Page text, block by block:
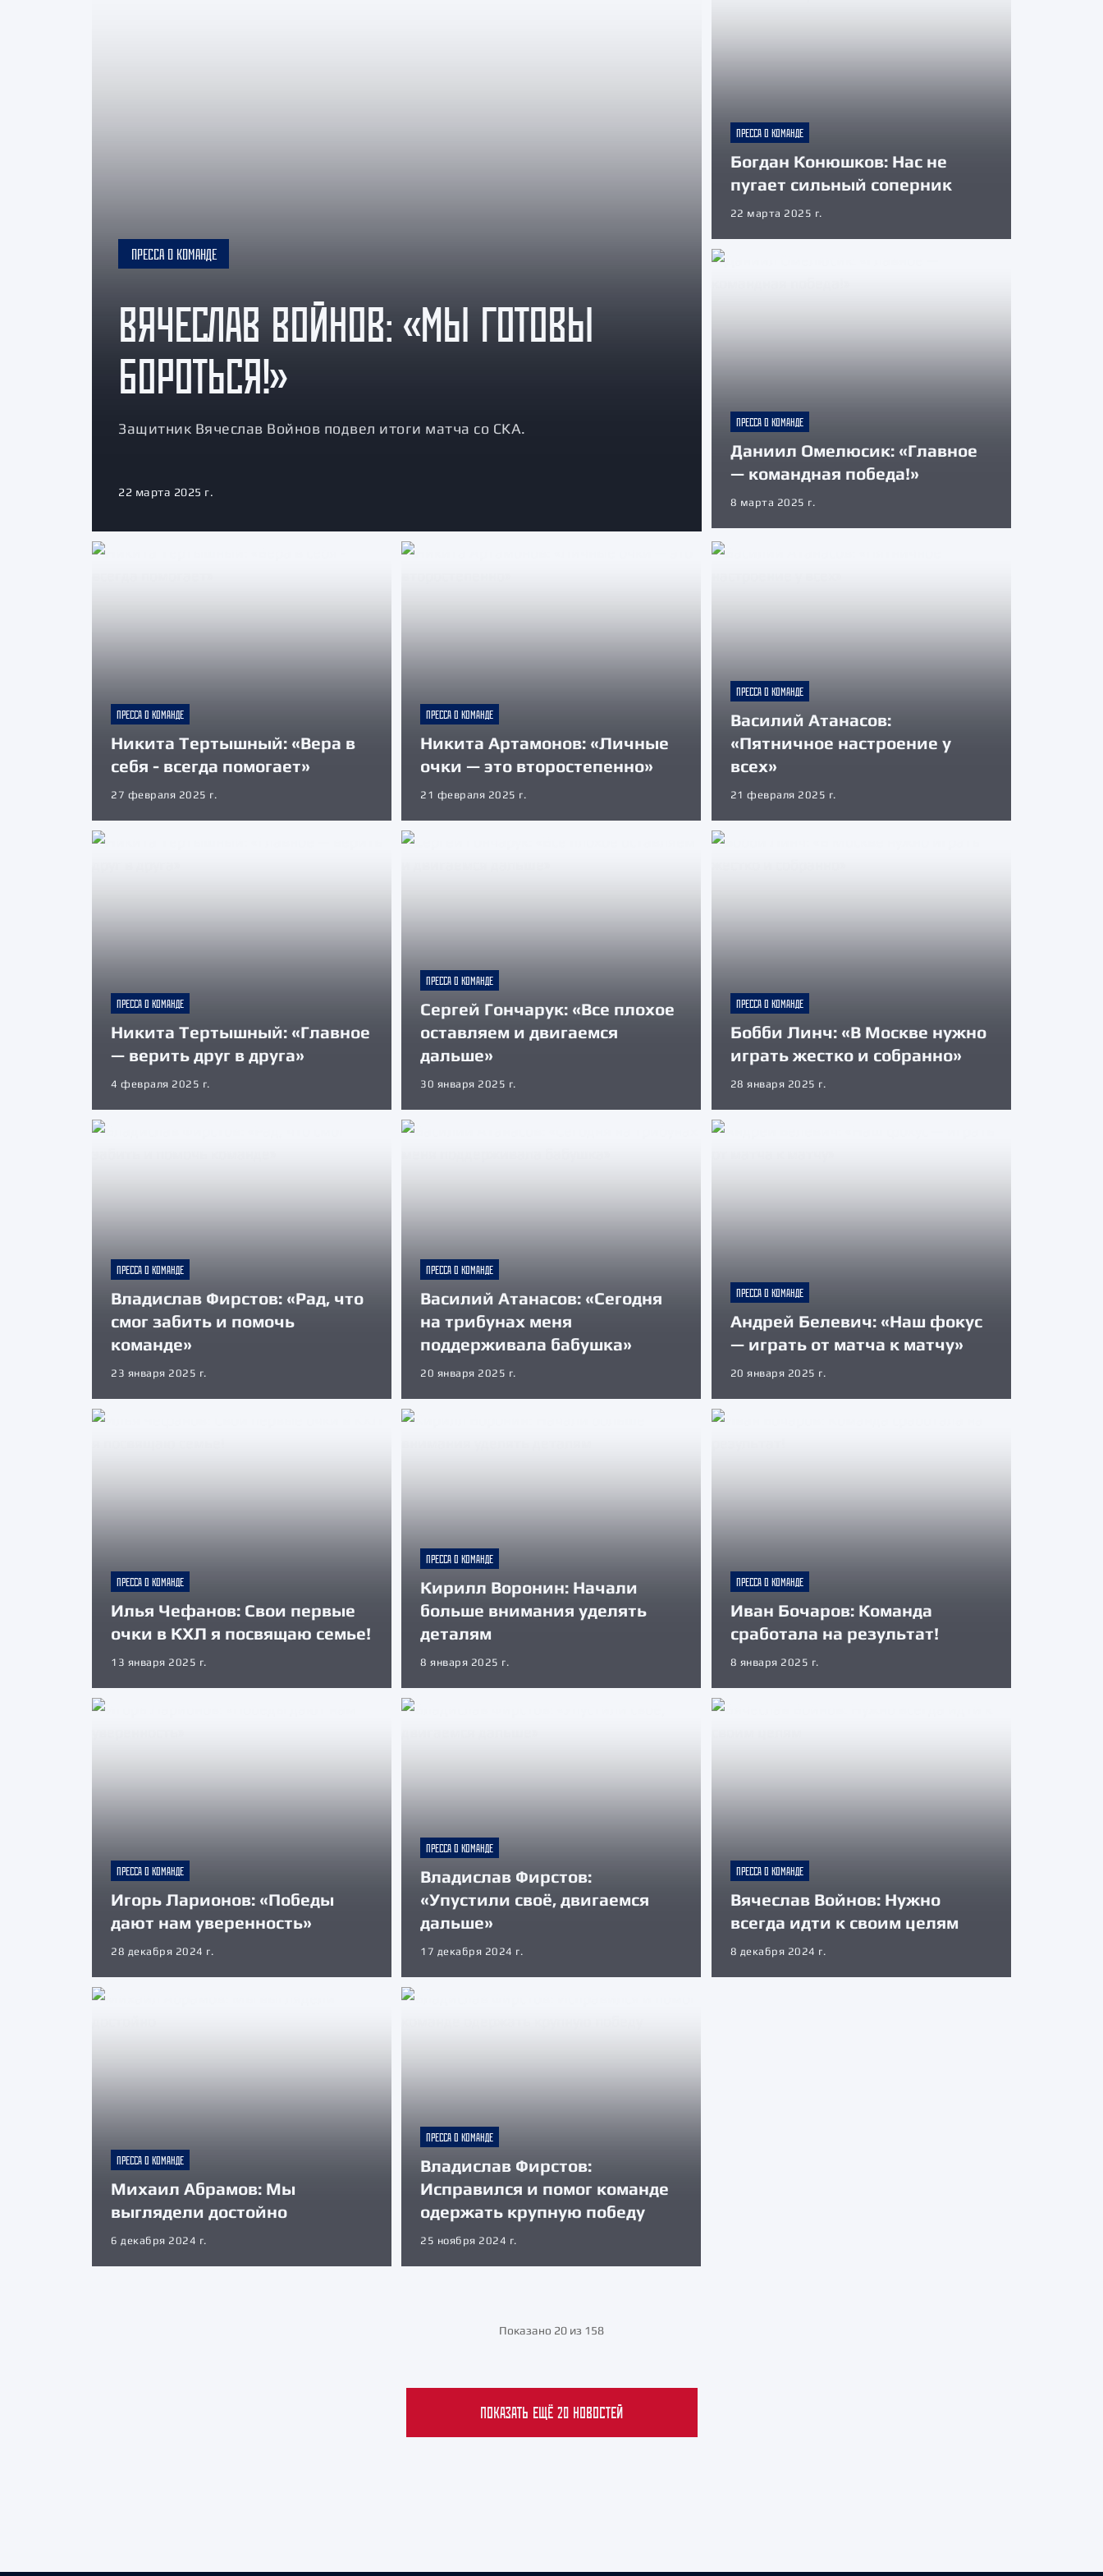
ПРЕССА О КОМАНДЕ
ВЯЧЕСЛАВ ВОЙНОВ: «МЫ ГОТОВЫ
БОРОТЬСЯ!»
Защитник Вячеслав Войнов подвел итоги матча со СКА.
22 марта 2025 г.
ПРЕССА О КОМАНДЕ
Богдан Конюшков: Нас не
пугает сильный соперник
22 марта 2025 г.
ПРЕССА О КОМАНДЕ
Даниил Омелюсик: «Главное
— командная победа!»
8 марта 2025 г.
ПРЕССА О КОМАНДЕ
Никита Тертышный: «Вера в
себя - всегда помогает»
27 февраля 2025 г.
ПРЕССА О КОМАНДЕ
Никита Артамонов: «Личные
очки — это второстепенно»
21 февраля 2025 г.
ПРЕССА О КОМАНДЕ
Василий Атанасов:
«Пятничное настроение у
всех»
21 февраля 2025 г.
ПРЕССА О КОМАНДЕ
Никита Тертышный: «Главное
— верить друг в друга»
4 февраля 2025 г.
ПРЕССА О КОМАНДЕ
Сергей Гончарук: «Все плохое
оставляем и двигаемся
дальше»
30 января 2025 г.
ПРЕССА О КОМАНДЕ
Бобби Линч: «В Москве нужно
играть жестко и собранно»
28 января 2025 г.
ПРЕССА О КОМАНДЕ
Владислав Фирстов: «Рад, что
смог забить и помочь
команде»
23 января 2025 г.
ПРЕССА О КОМАНДЕ
Василий Атанасов: «Сегодня
на трибунах меня
поддерживала бабушка»
20 января 2025 г.
ПРЕССА О КОМАНДЕ
Андрей Белевич: «Наш фокус
— играть от матча к матчу»
20 января 2025 г.
ПРЕССА О КОМАНДЕ
Илья Чефанов: Свои первые
очки в КХЛ я посвящаю семье!
13 января 2025 г.
ПРЕССА О КОМАНДЕ
Кирилл Воронин: Начали
больше внимания уделять
деталям
8 января 2025 г.
ПРЕССА О КОМАНДЕ
Иван Бочаров: Команда
сработала на результат!
8 января 2025 г.
ПРЕССА О КОМАНДЕ
Игорь Ларионов: «Победы
дают нам уверенность»
28 декабря 2024 г.
ПРЕССА О КОМАНДЕ
Владислав Фирстов:
«Упустили своё, двигаемся
дальше»
17 декабря 2024 г.
ПРЕССА О КОМАНДЕ
Вячеслав Войнов: Нужно
всегда идти к своим целям
8 декабря 2024 г.
ПРЕССА О КОМАНДЕ
Михаил Абрамов: Мы
выглядели достойно
6 декабря 2024 г.
ПРЕССА О КОМАНДЕ
Владислав Фирстов:
Исправился и помог команде
одержать крупную победу
25 ноября 2024 г.
Показано 20 из 158
ПОКАЗАТЬ ЕЩЁ 20 НОВОСТЕЙ